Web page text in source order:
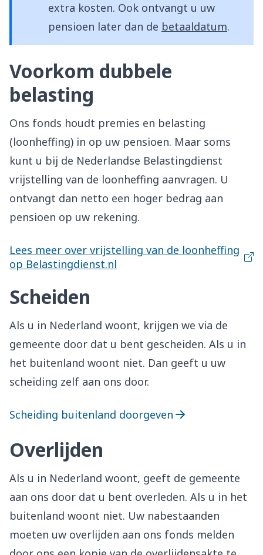
extra kosten. Ook ontvangt u uw
pensioen later dan de betaaldatum.
Voorkom dubbele
belasting
Ons fonds houdt premies en belasting
(loonheffing) in op uw pensioen. Maar soms
kunt u bij de Nederlandse Belastingdienst
vrijstelling van de loonheffing aanvragen. U
ontvangt dan netto een hoger bedrag aan
pensioen op uw rekening.
Lees meer over vrijstelling van de loonheffing
op Belastingdienst.nl
Scheiden
Als u in Nederland woont, krijgen we via de
gemeente door dat u bent gescheiden. Als u in
het buitenland woont niet. Dan geeft u uw
scheiding zelf aan ons door.
Scheiding buitenland doorgeven
Overlijden
Als u in Nederland woont, geeft de gemeente
aan ons door dat u bent overleden. Als u in het
buitenland woont niet. Uw nabestaanden
moeten uw overlijden aan ons fonds melden